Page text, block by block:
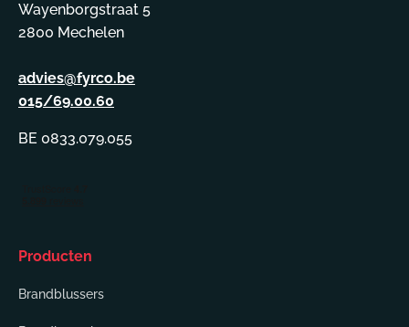
Wayenborgstraat 5
2800 Mechelen
advies@fyrco.be
015/69.00.60
BE 0833.079.055
Producten
Brandblussers